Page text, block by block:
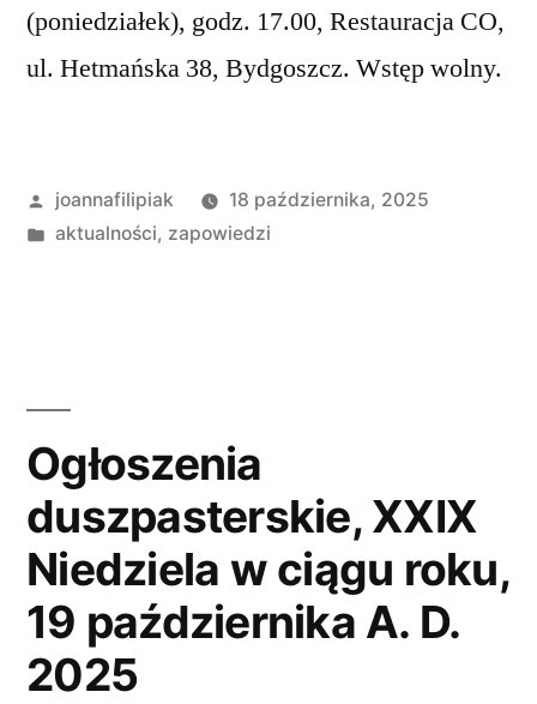
(poniedziałek), godz. 17.00, Restauracja CO,
ul. Hetmańska 38, Bydgoszcz. Wstęp wolny.
Opublikowane
przez
joannafilipiak
18 października, 2025
Opublikowano
aktualności, zapowiedzi
Ogłoszenia
duszpasterskie, XXIX
Niedziela w ciągu roku,
19 października A. D.
2025